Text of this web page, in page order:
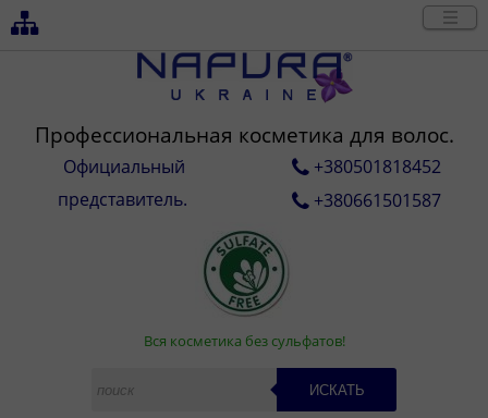
Профессиональная косметика для волос.
Официальный
представитель.
+380501818452
+380661501587
Вся косметика без сульфатов!
ИСКАТЬ